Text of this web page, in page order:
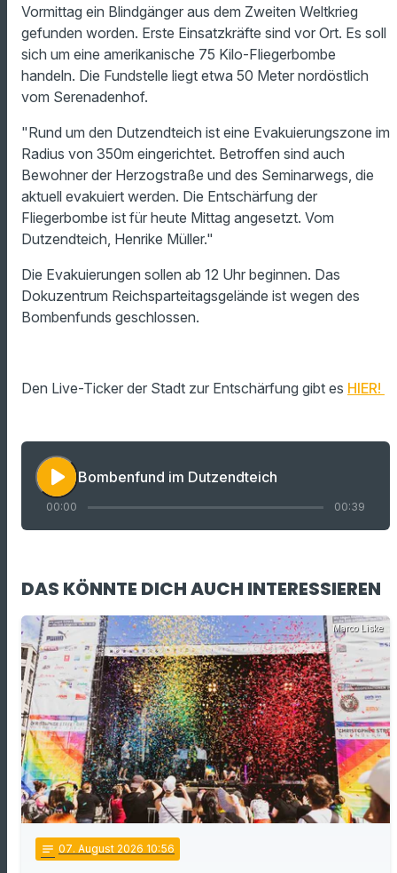
Vormittag ein Blindgänger aus dem Zweiten Weltkrieg
gefunden worden. Erste Einsatzkräfte sind vor Ort. Es soll
sich um eine amerikanische 75 Kilo-Fliegerbombe
handeln. Die Fundstelle liegt etwa 50 Meter nordöstlich
vom Serenadenhof.
"Rund um den Dutzendteich ist eine Evakuierungszone im
Radius von 350m eingerichtet. Betroffen sind auch
Bewohner der Herzogstraße und des Seminarwegs, die
aktuell evakuiert werden. Die Entschärfung der
Fliegerbombe ist für heute Mittag angesetzt. Vom
Dutzendteich, Henrike Müller."
Die Evakuierungen sollen ab 12 Uhr beginnen. Das
Dokuzentrum Reichsparteitagsgelände ist wegen des
Bombenfunds geschlossen.
Den Live-Ticker der Stadt zur Entschärfung gibt es HIER!
play_arrow Bombenfund im Dutzendteich
00:00 00:39
DAS KÖNNTE DICH AUCH INTERESSIEREN
Marco Liske
notes 07. August 2026 10:56